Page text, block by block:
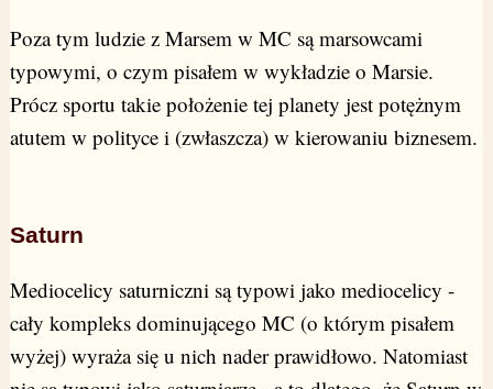
Poza tym ludzie z Marsem w MC są marsowcami
typowymi, o czym pisałem w wykładzie o Marsie.
Prócz sportu takie położenie tej planety jest potężnym
atutem w polityce i (zwłaszcza) w kierowaniu biznesem.
Saturn
Mediocelicy saturniczni są typowi jako mediocelicy -
cały kompleks dominującego MC (o którym pisałem
wyżej) wyraża się u nich nader prawidłowo. Natomiast